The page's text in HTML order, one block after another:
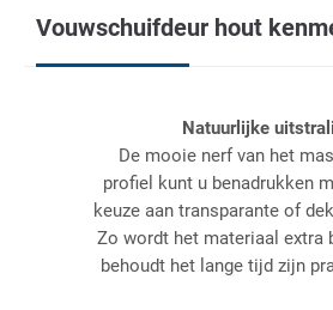
Vouwschuifdeur hout
Natuurlijke
De mooie nerf van het
profiel kunt u benadrukken
keuze aan transparante of
Zo wordt het materiaal extra
behoudt het lange tijd zijn